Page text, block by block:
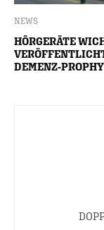
NEWS
HÖRGERÄTE
DEMENZ-